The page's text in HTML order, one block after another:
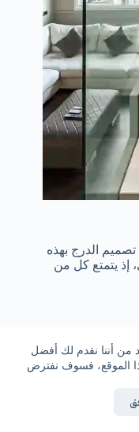
من أننا نقدم لك أفضل
الموقع، فسوف نفترض
تصميم الدرج بهذه
إذ يتمتع كل من
ما يلي:
قوة عالية
نتيجة